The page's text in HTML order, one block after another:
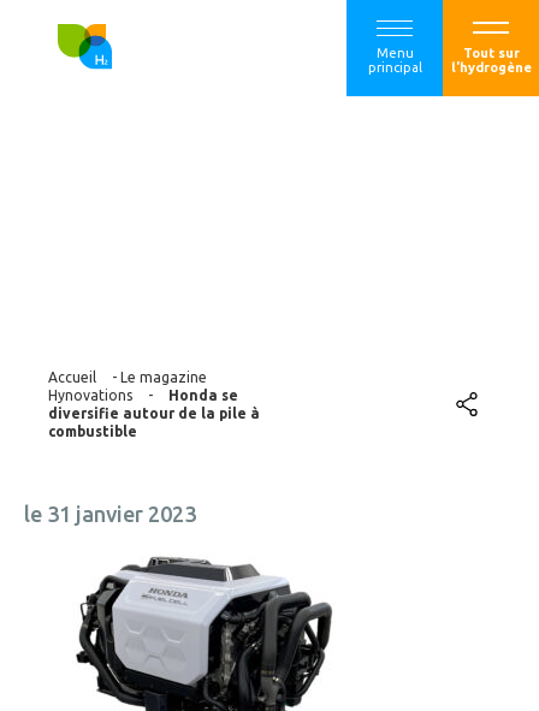
Menu
principal
Tout sur
l'hydrogène
Accueil - Le magazine
Hynovations
-
Honda se
diversifie autour de la pile à
combustible
le 31 janvier 2023